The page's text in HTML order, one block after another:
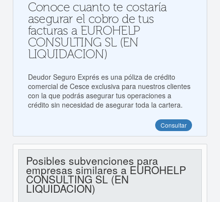
Conoce cuanto te costaría
asegurar el cobro de tus
facturas a EUROHELP
CONSULTING SL (EN
LIQUIDACION)
Deudor Seguro Exprés es una póliza de crédito
comercial de Cesce exclusiva para nuestros clientes
con la que podrás asegurar tus operaciones a
crédito sin necesidad de asegurar toda la cartera.
Consultar
Posibles subvenciones para
empresas similares a EUROHELP
CONSULTING SL (EN
LIQUIDACION)